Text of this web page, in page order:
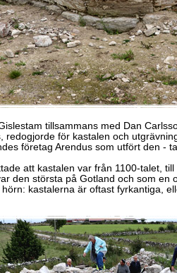
tillsammans med Dan
redogjorde för kastalen och
företag Arendus som utfört den -
att kastalen var från 1100-talet,
den största på Gotland och som en
hörn: kastalerna är oftast fyrkantiga,